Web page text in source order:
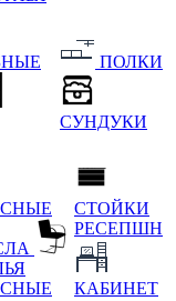
ПОЛКИ
СУНДУКИ
СТОЙКИ
РЕСЕПШН
КАБИНЕТ